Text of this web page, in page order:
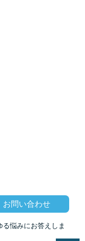
お問い合わせ
悩みにお答えしま